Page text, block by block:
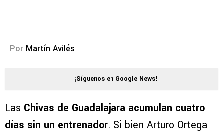
Por Martín Avilés
¡Síguenos en Google News!
Las Chivas de Guadalajara acumulan cuatro
días sin un entrenador. Si bien Arturo Ortega